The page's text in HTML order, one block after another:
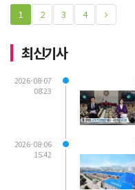
1 2 3 4
최신기사
2026-08-07
08:23
2026-08-06
15:42